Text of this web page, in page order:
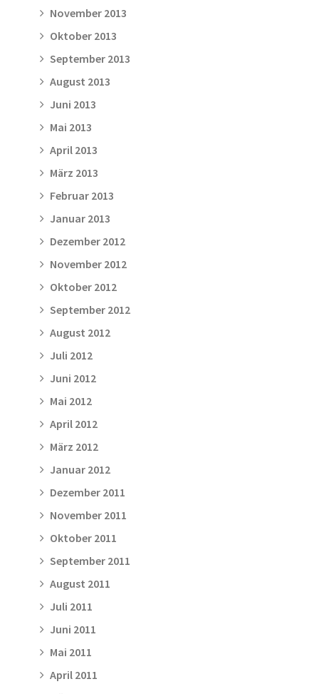
November 2013
Oktober 2013
September 2013
August 2013
Juni 2013
Mai 2013
April 2013
März 2013
Februar 2013
Januar 2013
Dezember 2012
November 2012
Oktober 2012
September 2012
August 2012
Juli 2012
Juni 2012
Mai 2012
April 2012
März 2012
Januar 2012
Dezember 2011
November 2011
Oktober 2011
September 2011
August 2011
Juli 2011
Juni 2011
Mai 2011
April 2011